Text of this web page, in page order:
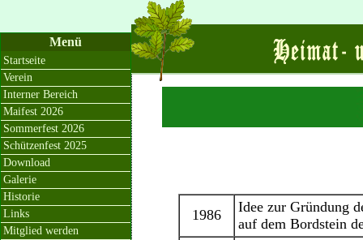
1986
Idee zur Gründung
auf dem Bordstein
Menü
Startseite
Verein
Interner Bereich
Maifest 2026
Sommerfest 2026
Schützenfest 2025
Download
Galerie
Historie
Links
Mitglied werden